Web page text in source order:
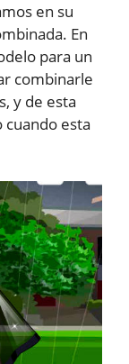
en su
En
para un
combinarle
y de esta
esta